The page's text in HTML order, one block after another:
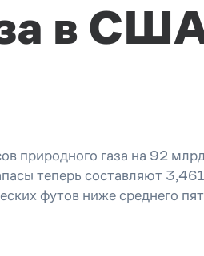
в
природного газа на 92
теперь составляют
футов ниже среднего